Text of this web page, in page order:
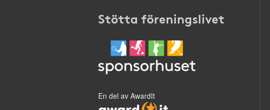
Stötta föreningslivet
En del av AwardIt